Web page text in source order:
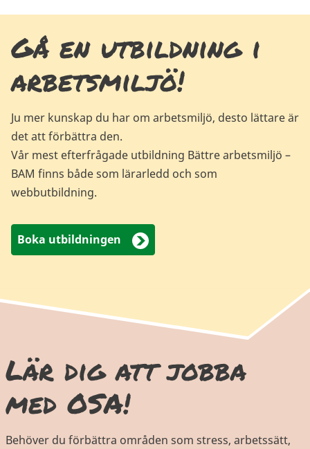
Gå en utbildning i
arbetsmiljö!
Ju mer kunskap du har om arbetsmiljö, desto lättare är
det att förbättra den.
Vår mest efterfrågade utbildning Bättre arbetsmiljö –
BAM finns både som lärarledd och som
webbutbildning.
Boka utbildningen
Lär dig att jobba
med OSA!
Behöver du förbättra områden som stress, arbetssätt,